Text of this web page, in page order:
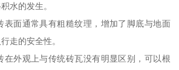
水的发生。
表面通常具有粗糙纹理，增加了脚底与地面
走的安全性。
在外观上与传统砖瓦没有明显区别，可以根